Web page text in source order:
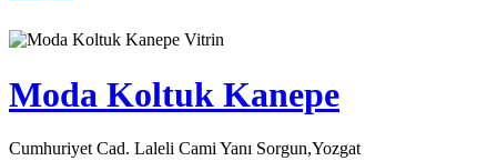
Vitrin
Moda Koltuk Kanepe
Cumhuriyet Cad. Laleli Cami Yanı Sorgun,Yozgat